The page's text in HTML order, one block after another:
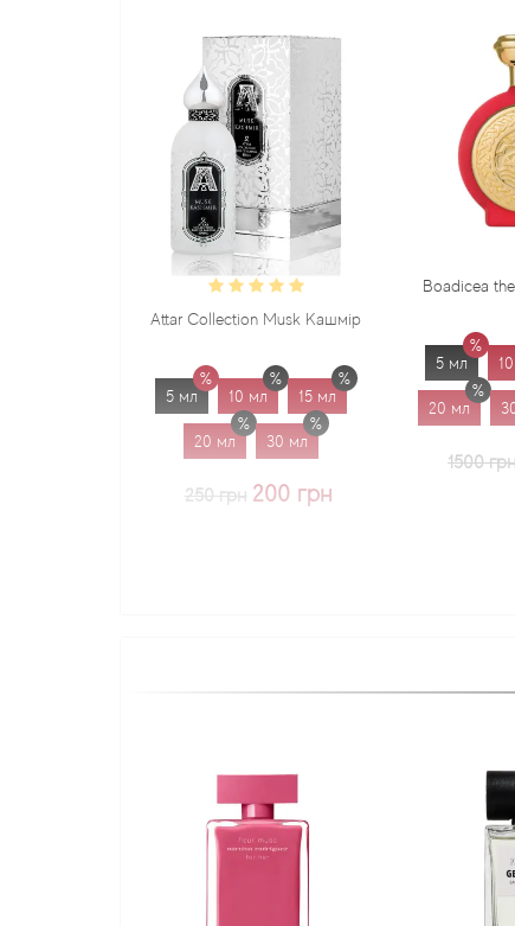
Attar Collection Musk Кашмір
15 мл
200 грн
Boadicea the Victorious Sadu
5 мл 15 мл
20 мл 1.7 мл
1225 грн